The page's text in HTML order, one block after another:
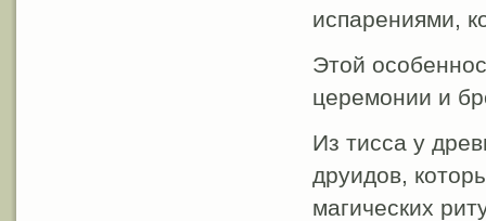
испарениями,
Этой
церемонии и
Из тисса у
друидов,
магических